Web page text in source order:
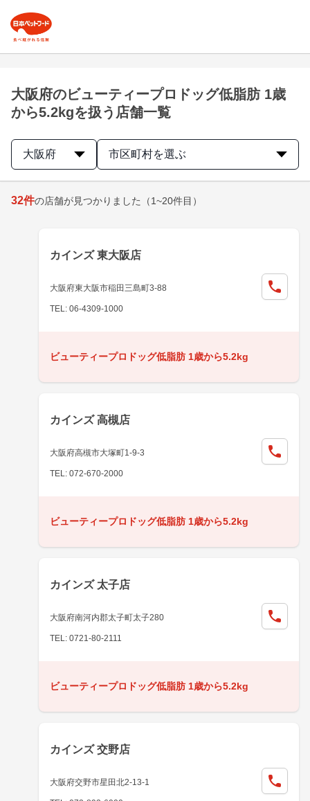
大阪府のビューティープロドッグ低脂肪 1歳
から5.2kgを扱う店舗一覧
大阪府 市区町村を選ぶ
32件の店舗が見つかりました （1~20件目）
カインズ 東大阪店
大阪府東大阪市稲田三島町3-88
TEL: 06-4309-1000
ビューティープロドッグ低脂肪 1歳から5.2kg
カインズ 高槻店
大阪府高槻市大塚町1-9-3
TEL: 072-670-2000
ビューティープロドッグ低脂肪 1歳から5.2kg
カインズ 太子店
大阪府南河内郡太子町太子280
TEL: 0721-80-2111
ビューティープロドッグ低脂肪 1歳から5.2kg
カインズ 交野店
大阪府交野市星田北2-13-1